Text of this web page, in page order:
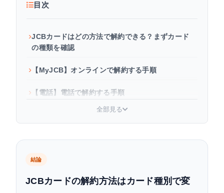
目次
JCBカードはどの方法で解約できる？まずカード
の種類を確認
【MyJCB】オンラインで解約する手順
【電話】電話で解約する手順
解約前に必ず確認すること
家族カード・ETCカードへの影響と対処法
解約済みカードの廃棄方法
よくある質問
全部見る
結論
JCBカードの解約方法はカード種別で変